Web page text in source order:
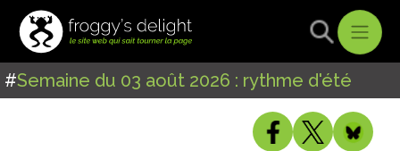
#Semaine du 03 août 2026 : rythme d'été